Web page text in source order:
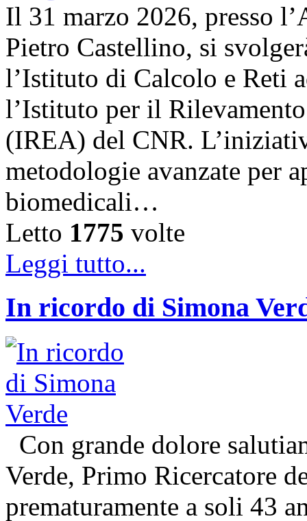
Il 31 marzo 2026, presso
Pietro Castellino, si
l’Istituto di Calcolo e Reti
l’Istituto per il
(IREA) del CNR.
metodologie avanzate per
biomedicali…
Letto 1775 volte
Leggi tutto...
In ricordo di Simona
Con grande dolore
Verde, Primo Ricercatore
prematuramente a soli 43